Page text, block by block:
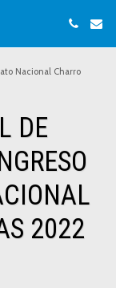
Nacional Charro
DE
2022